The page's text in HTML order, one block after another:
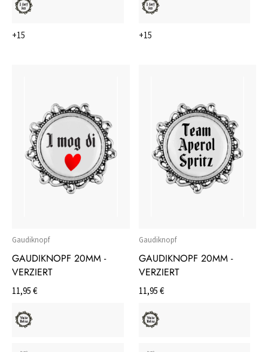
+15 +15
Gaudiknopf
GAUDIKNOPF 20MM -
VERZIERT
11,95 €
Gaudiknopf
GAUDIKNOPF 20MM -
VERZIERT
11,95 €